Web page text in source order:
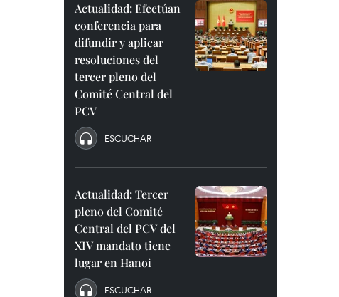
Actualidad: Efectúan
conferencia para
difundir y aplicar
resoluciones del
tercer pleno del
Comité Central del
PCV
ESCUCHAR
Actualidad: Tercer
pleno del Comité
Central del PCV del
XIV mandato tiene
lugar en Hanoi
ESCUCHAR